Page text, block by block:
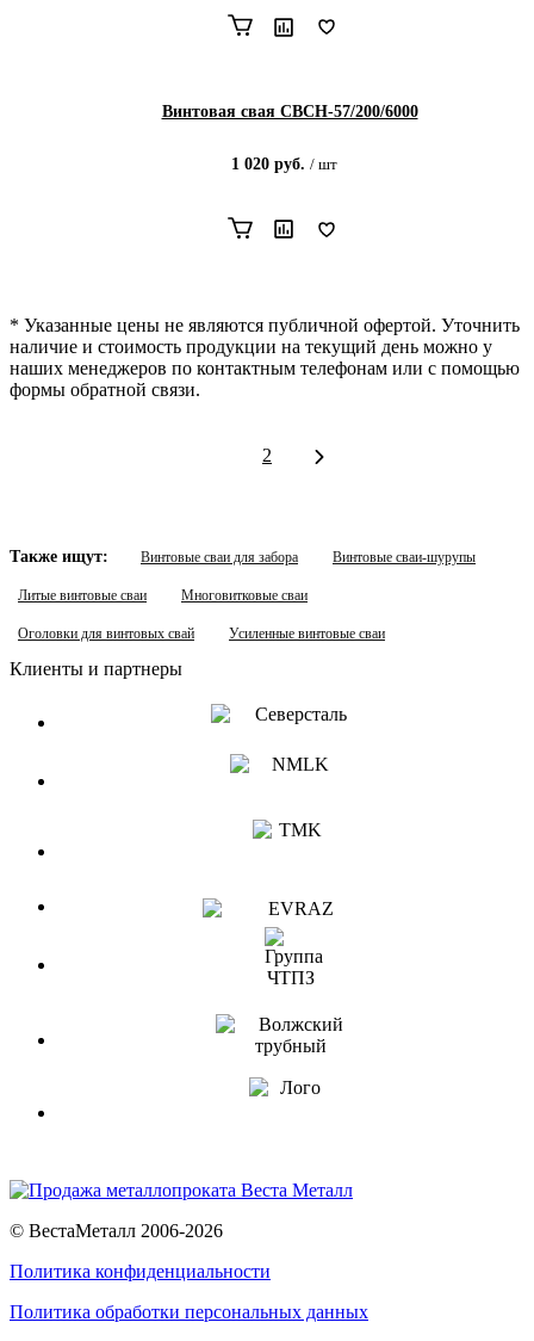
Винтовая свая СВСН-57/200/6000
1 020руб. / шт
* Указанные цены не являются публичной офертой. Уточнить
наличие и стоимость продукции на текущий день можно у
наших менеджеров по контактным телефонам или с помощью
формы обратной связи.
2
Также ищут: Винтовые сваи для забора Винтовые сваи-шурупы
Литые винтовые сваи Многовитковые сваи
Оголовки для винтовых свай Усиленные винтовые сваи
Клиенты и партнеры
© ВестаМеталл 2006-2026
Политика конфиденциальности
Политика обработки персональных данных